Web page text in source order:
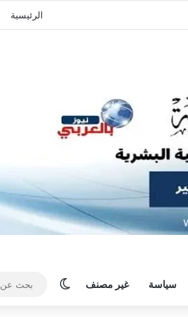
الرئيسية
سياسة غير مصنف الوضع المظلم